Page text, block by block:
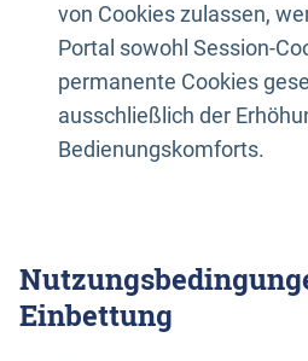
von Cookies zulassen,
Portal sowohl Session-
permanente Cookies
ausschließlich der
Bedienungskomforts.
Einbettung